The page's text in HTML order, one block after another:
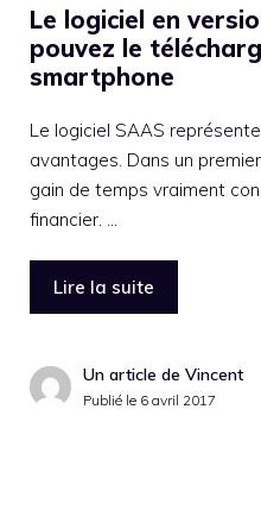
Le logiciel en
pouvez le
smartphone
Le logiciel SAAS
avantages. Dans un
gain de temps vraiment
financier. …
Lire la suite
Un article de Vincent
Publié le 6 avril 2017